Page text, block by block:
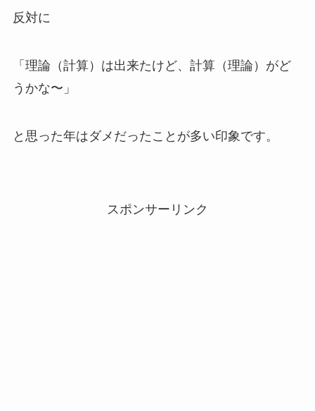
反対に
「理論（計算）は出来たけど、計算（理論）がど
うかな〜」
と思った年はダメだったことが多い印象です。
スポンサーリンク